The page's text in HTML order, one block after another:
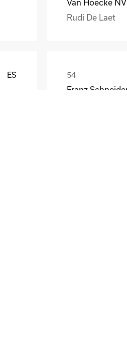
Van Hoecke NV
Rudi De Laet
ES